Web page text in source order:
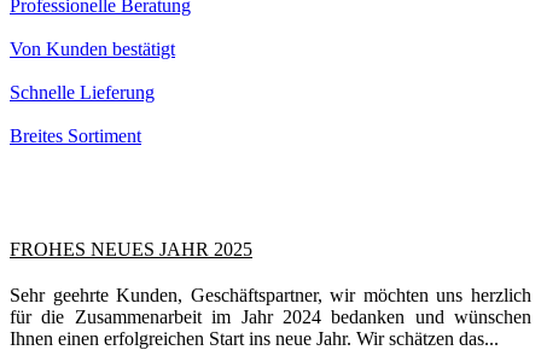
Professionelle Beratung
Von Kunden bestätigt
Schnelle Lieferung
Breites Sortiment
FROHES NEUES JAHR 2025
Sehr geehrte Kunden, Geschäftspartner, wir möchten uns herzlich
für die Zusammenarbeit im Jahr 2024 bedanken und wünschen
Ihnen einen erfolgreichen Start ins neue Jahr. Wir schätzen das...